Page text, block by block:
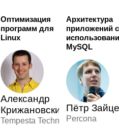
Оптимизация
программ для
Linux
Александр
Крижановский
Tempesta Technologies
Архитектура
приложений с
MySQL
Пётр
Percona